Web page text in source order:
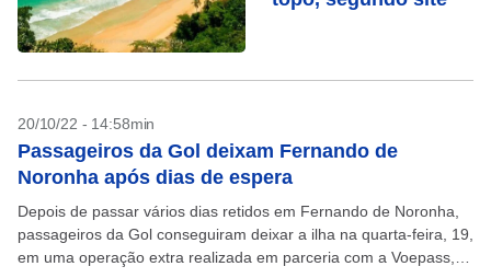
20/10/22 - 14:58min
Passageiros da Gol deixam Fernando de
Noronha após dias de espera
Depois de passar vários dias retidos em Fernando de Noronha,
passageiros da Gol conseguiram deixar a ilha na quarta-feira, 19,
em uma operação extra realizada em parceria com a Voepass,